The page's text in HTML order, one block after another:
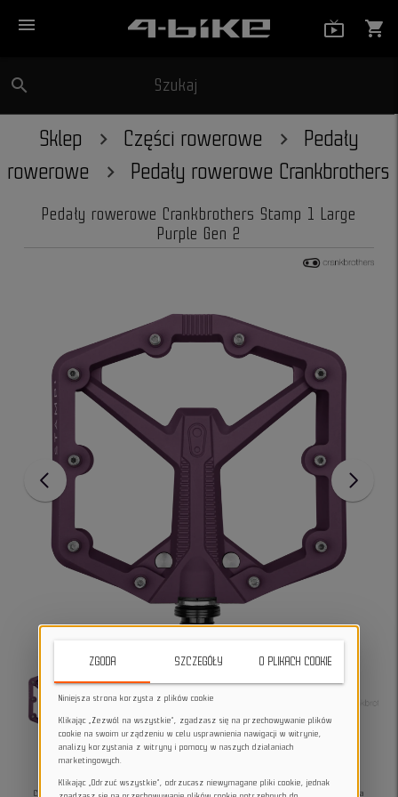
menu shopping_cart
search Szukaj
Sklep Części rowerowe
Pedały
rowerowe
Pedały rowerowe Crankbrothers
Pedały rowerowe Crankbrothers Stamp 1 Large
Purple Gen 2
Crankbrothers Stamp 1 Gen 2 Large w kolorze fioletowym to lekka i solidna platforma
ZGODA SZCZEGÓŁY O PLIKACH COOKIE
Niniejsza strona korzysta z plików cookie
Klikając „Zezwól na wszystkie”, zgadzasz się na przechowywanie plików
cookie na swoim urządzeniu w celu usprawnienia nawigacji w witrynie,
analizy korzystania z witryny i pomocy w naszych działaniach
marketingowych.
Klikając „Odrzuć wszystkie”, odrzucasz niewymagane pliki cookie, jednak